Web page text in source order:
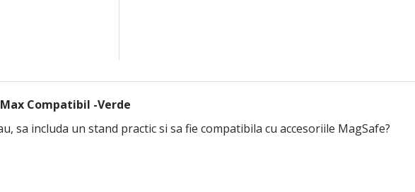
Compatibil -Verde
includa un stand practic si sa fie compatibila cu accesoriile MagSafe?